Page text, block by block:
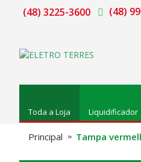
(48) 3225-3600 (48)
Toda a Loja Liquidificador
Principal Tampa